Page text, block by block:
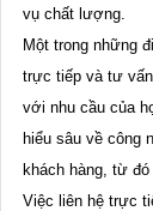
vụ chất lượng.
Một trong những
trực tiếp và tư
với nhu cầu của
hiểu sâu về công
khách hàng, từ
Việc liên hệ trực